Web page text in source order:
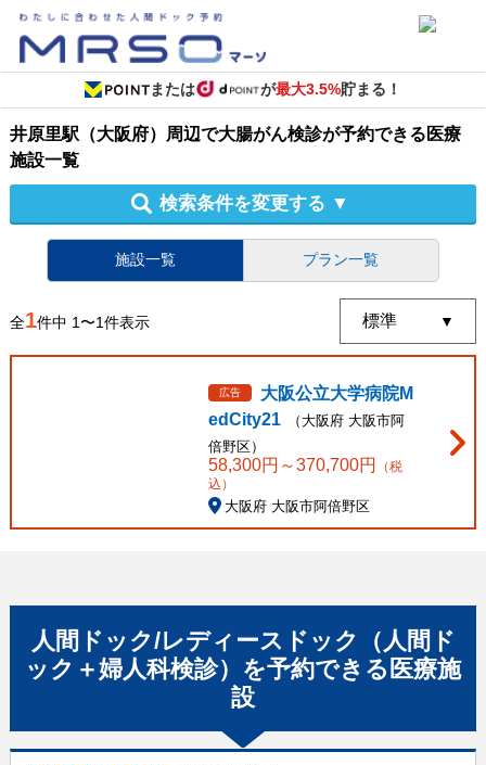
または が最大3.5%貯まる！
井原里駅（大阪府）周辺で大腸がん検診が予約できる医療
施設一覧
検索条件を変更する ▼
施設一覧 プラン一覧
全1件中 1〜1件表示
広告
大阪公立大学病院M
edCity21
（ 大阪府 大阪市阿
倍野区）
58,300円～370,700円
（税
込）
大阪府 大阪市阿倍野区
人間ドック/レディースドック（人間ド
ック＋婦人科検診） を予約できる 医療施
設